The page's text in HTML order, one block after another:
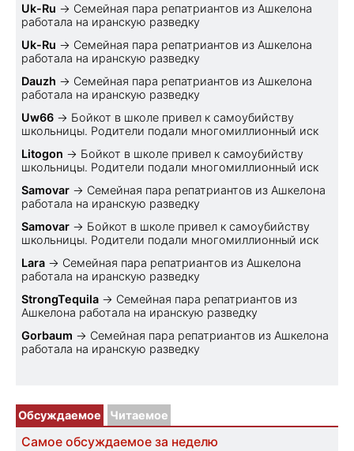
Uk-Ru → Семейная пара репатриантов из Ашкелона
работала на иранскую разведку
Uk-Ru → Семейная пара репатриантов из Ашкелона
работала на иранскую разведку
Dauzh → Семейная пара репатриантов из Ашкелона
работала на иранскую разведку
Uw66 → Бойкот в школе привел к самоубийству
школьницы. Родители подали многомиллионный иск
Litogon → Бойкот в школе привел к самоубийству
школьницы. Родители подали многомиллионный иск
Samovar → Семейная пара репатриантов из Ашкелона
работала на иранскую разведку
Samovar → Бойкот в школе привел к самоубийству
школьницы. Родители подали многомиллионный иск
Lara → Семейная пара репатриантов из Ашкелона
работала на иранскую разведку
StrongTequila → Семейная пара репатриантов из
Ашкелона работала на иранскую разведку
Gorbaum → Семейная пара репатриантов из Ашкелона
работала на иранскую разведку
Обсуждаемое Читаемое
Самое обсуждаемое за неделю